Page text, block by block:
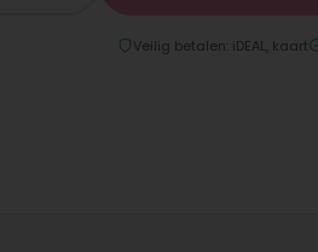
Veilig betalen: iDEAL, kaart